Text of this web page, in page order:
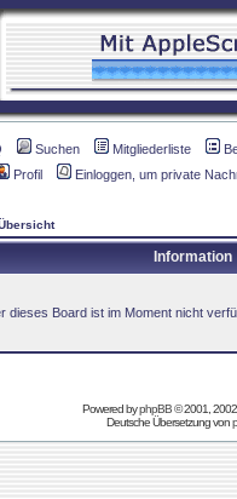
Suchen Mitgliederliste
Profil
Einloggen, um private
Information
dieses Board ist im Moment nicht
Powered byphpBB© 2001,
Deutsche Übersetzung von